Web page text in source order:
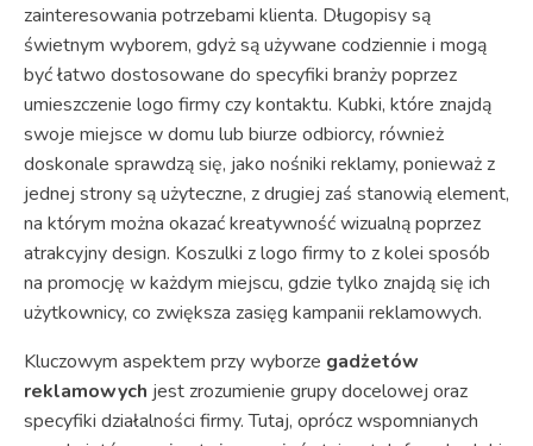
zainteresowania potrzebami klienta. Długopisy są
świetnym wyborem, gdyż są używane codziennie i mogą
być łatwo dostosowane do specyfiki branży poprzez
umieszczenie logo firmy czy kontaktu. Kubki, które znajdą
swoje miejsce w domu lub biurze odbiorcy, również
doskonale sprawdzą się, jako nośniki reklamy, ponieważ z
jednej strony są użyteczne, z drugiej zaś stanowią element,
na którym można okazać kreatywność wizualną poprzez
atrakcyjny design. Koszulki z logo firmy to z kolei sposób
na promocję w każdym miejscu, gdzie tylko znajdą się ich
użytkownicy, co zwiększa zasięg kampanii reklamowych.
Kluczowym aspektem przy wyborze gadżetów
reklamowych jest zrozumienie grupy docelowej oraz
specyfiki działalności firmy. Tutaj, oprócz wspomnianych